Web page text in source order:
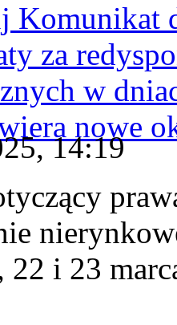
Komunikat
za
w
nowe
14:19
22 i 23